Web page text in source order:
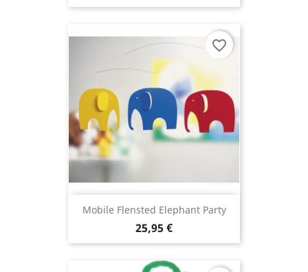
Mobile Flensted Elephant Party
25,95 €
favorite_border